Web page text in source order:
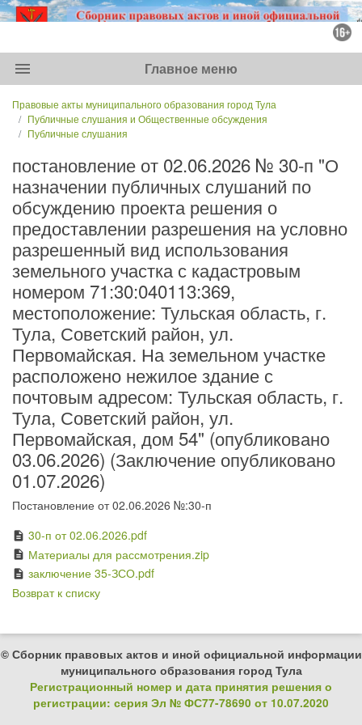
menu Главное меню
Правовые акты муниципального образования город Тула
Публичные слушания и Общественные обсуждения
Публичные слушания
постановление от 02.06.2026 № 30-п "О
назначении публичных слушаний по
обсуждению проекта решения о
предоставлении разрешения на условно
разрешенный вид использования
земельного участка с кадастровым
номером 71:30:040113:369,
местоположение: Тульская область, г.
Тула, Советский район, ул.
Первомайская. На земельном участке
расположено нежилое здание с
почтовым адресом: Тульская область, г.
Тула, Советский район, ул.
Первомайская, дом 54" (опубликовано
03.06.2026) (Заключение опубликовано
01.07.2026)
Постановление от 02.06.2026 №:30-п
description 30-п от 02.06.2026.pdf
description Материалы для рассмотрения.zip
description заключение 35-ЗСО.pdf
Возврат к списку
© Сборник правовых актов и иной официальной информации
муниципального образования город Тула
Регистрационный номер и дата принятия решения о
регистрации: серия Эл № ФС77-78690 от 10.07.2020